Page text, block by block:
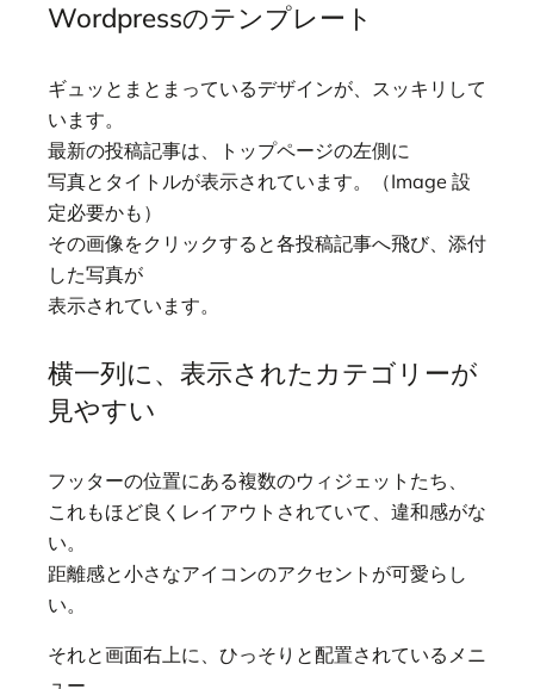
Wordpressのテンプレート
ギュッとまとまっているデザインが、スッキリして
います。
最新の投稿記事は、トップページの左側に
写真とタイトルが表示されています。（Image 設
定必要かも）
その画像をクリックすると各投稿記事へ飛び、添付
した写真が
表示されています。
横一列に、表示されたカテゴリーが
見やすい
フッターの位置にある複数のウィジェットたち、
これもほど良くレイアウトされていて、違和感がな
い。
距離感と小さなアイコンのアクセントが可愛らし
い。
それと画面右上に、ひっそりと配置されているメニ